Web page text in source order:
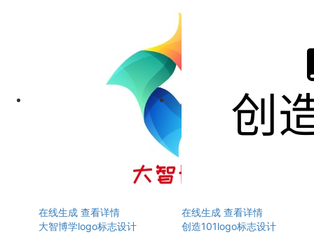
在线生成 查看详情
大智博学logo标志设计
在线生成 查看详情
创造101logo标志设计